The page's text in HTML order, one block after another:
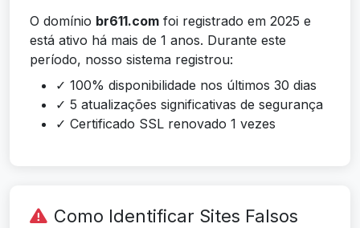
O domínio br611.com foi registrado em 2025 e
está ativo há mais de 1 anos. Durante este
período, nosso sistema registrou:
✓ 100% disponibilidade nos últimos 30 dias
✓ 5 atualizações significativas de segurança
✓ Certificado SSL renovado 1 vezes
Como Identificar Sites Falsos